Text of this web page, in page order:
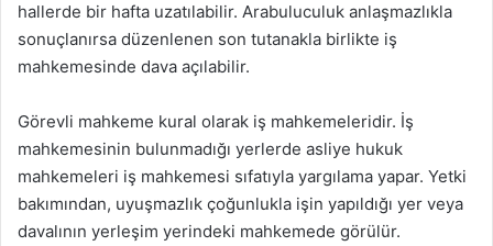
hallerde bir hafta uzatılabilir. Arabuluculuk anlaşmazlıkla
sonuçlanırsa düzenlenen son tutanakla birlikte iş
mahkemesinde dava açılabilir.
Görevli mahkeme kural olarak iş mahkemeleridir. İş
mahkemesinin bulunmadığı yerlerde asliye hukuk
mahkemeleri iş mahkemesi sıfatıyla yargılama yapar. Yetki
bakımından, uyuşmazlık çoğunlukla işin yapıldığı yer veya
davalının yerleşim yerindeki mahkemede görülür.